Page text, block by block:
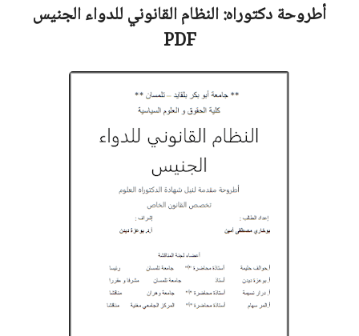
أطروحة دكتوراه:النظام القانوني للدواء الجنيس
PDF